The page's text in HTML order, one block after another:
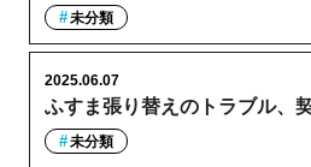
未分類
ふすま張り替えのトラブル、
2025.06.07
未分類